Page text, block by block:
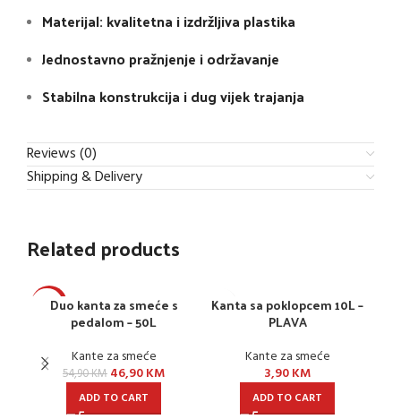
Materijal: kvalitetna i izdržljiva plastika
Jednostavno pražnjenje i održavanje
Stabilna konstrukcija i dug vijek trajanja
Reviews (0)
Shipping & Delivery
Related products
-15%Duo kanta za smeće s
pedalom – 50L
Kante za smeće
54,90KM 46,90KM
ADD TO CART
Kanta sa poklopcem 10L –
PLAVA
Kante za smeće
3,90KM
ADD TO CART